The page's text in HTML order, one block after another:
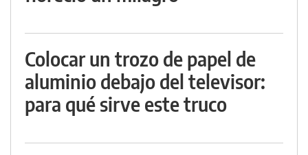
Colocar un trozo de papel de
aluminio debajo del televisor:
para qué sirve este truco